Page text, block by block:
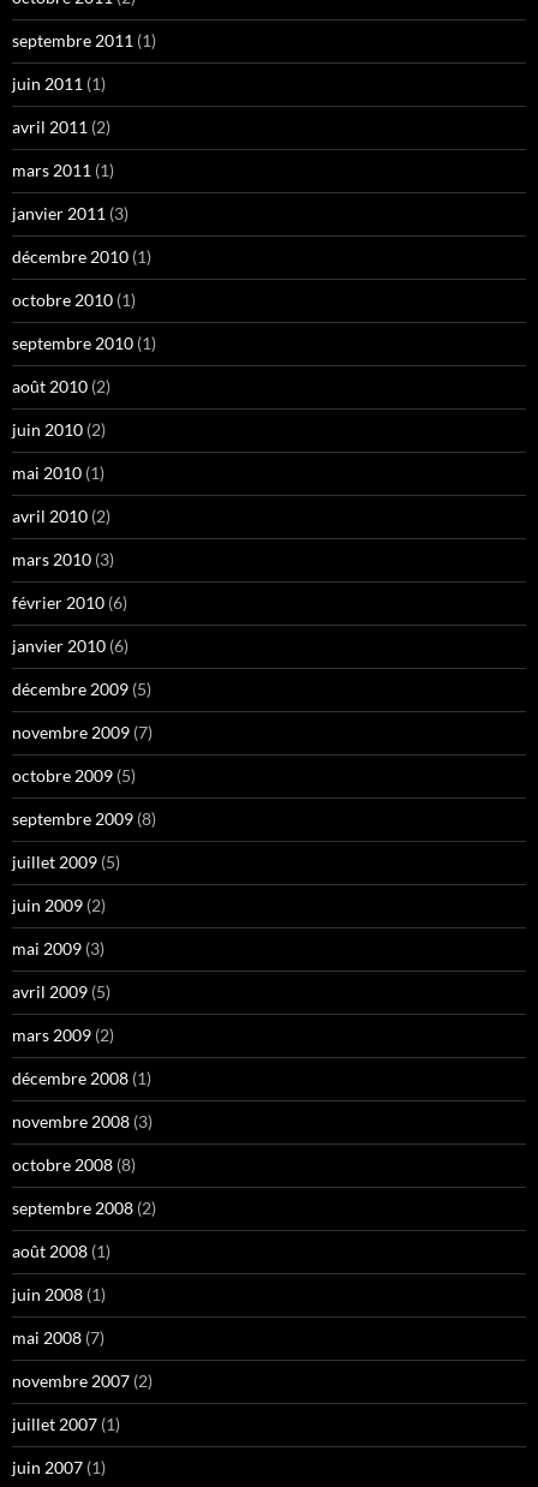
septembre 2011 (1)
juin 2011 (1)
avril 2011 (2)
mars 2011 (1)
janvier 2011 (3)
décembre 2010 (1)
octobre 2010 (1)
septembre 2010 (1)
août 2010 (2)
juin 2010 (2)
mai 2010 (1)
avril 2010 (2)
mars 2010 (3)
février 2010 (6)
janvier 2010 (6)
décembre 2009 (5)
novembre 2009 (7)
octobre 2009 (5)
septembre 2009 (8)
juillet 2009 (5)
juin 2009 (2)
mai 2009 (3)
avril 2009 (5)
mars 2009 (2)
décembre 2008 (1)
novembre 2008 (3)
octobre 2008 (8)
septembre 2008 (2)
août 2008 (1)
juin 2008 (1)
mai 2008 (7)
novembre 2007 (2)
juillet 2007 (1)
juin 2007 (1)